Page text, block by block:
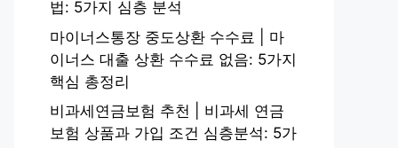
법: 5가지 심층 분석
마이너스통장 중도상환 수수료 | 마
이너스 대출 상환 수수료 없음: 5가지
핵심 총정리
비과세연금보험 추천 | 비과세 연금
보험 상품과 가입 조건 심층분석: 5가